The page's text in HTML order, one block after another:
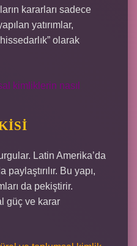
kararları sadece
yatırımlar,
olarak
kimliklerin nasıl
Latin Amerika’da
Bu yapı,
da pekiştirir.
güç ve karar